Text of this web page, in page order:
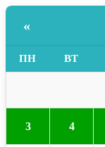
«
ПН ВТ
3 4